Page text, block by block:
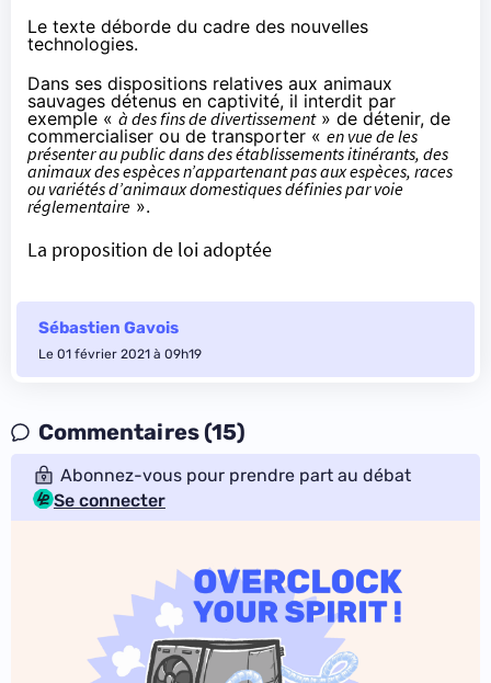
Le texte déborde du cadre des nouvelles
technologies.
Dans ses dispositions relatives aux animaux
sauvages détenus en captivité, il interdit par
exemple « à des fins de divertissement» de détenir, de
commercialiser ou de transporter « en vue de les
présenter au public dans des établissements itinérants, des
animaux des espèces n’appartenant pas aux espèces, races
ou variétés d’animaux domestiques définies par voie
réglementaire ».
La proposition de loi adoptée
Sébastien Gavois
Le 01 février 2021 à 09h19
Commentaires (15)
Abonnez-vous pour prendre part au débat
Se connecter